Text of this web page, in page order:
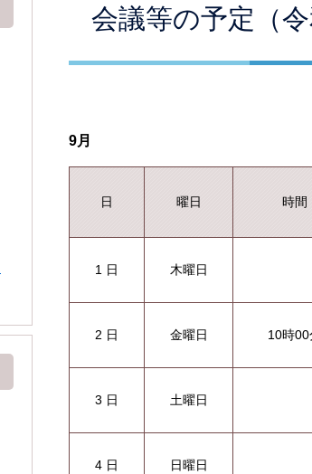
会議等の予定（令
9月
日 曜日 時間
1 日 木曜日
2 日 金曜日 10時00
3 日 土曜日
4 日 日曜日